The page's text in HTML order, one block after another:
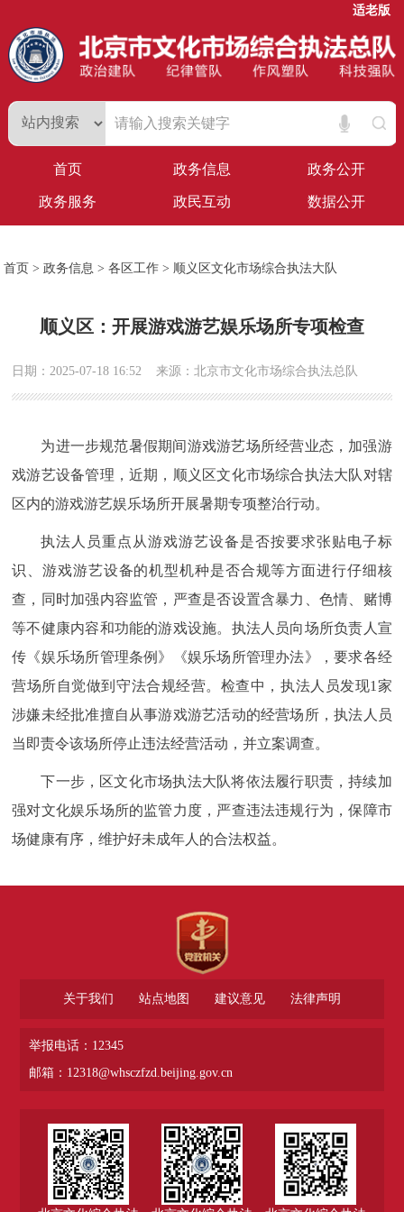
适老版
首页 政务信息 政务公开
政务服务 政民互动 数据公开
首页 >政务信息 >各区工作 > 顺义区文化市场综合执法大队
顺义区：开展游戏游艺娱乐场所专项检查
日期：2025-07-18 16:52 来源：北京市文化市场综合执法总队
为进一步规范暑假期间游戏游艺场所经营业态，加强游
戏游艺设备管理，近期，顺义区文化市场综合执法大队对辖
区内的游戏游艺娱乐场所开展暑期专项整治行动。
执法人员重点从游戏游艺设备是否按要求张贴电子标
识、游戏游艺设备的机型机种是否合规等方面进行仔细核
查，同时加强内容监管，严查是否设置含暴力、色情、赌博
等不健康内容和功能的游戏设施。执法人员向场所负责人宣
传《娱乐场所管理条例》《娱乐场所管理办法》，要求各经
营场所自觉做到守法合规经营。检查中，执法人员发现1家
涉嫌未经批准擅自从事游戏游艺活动的经营场所，执法人员
当即责令该场所停止违法经营活动，并立案调查。
下一步，区文化市场执法大队将依法履行职责，持续加
强对文化娱乐场所的监管力度，严查违法违规行为，保障市
场健康有序，维护好未成年人的合法权益。
关于我们 站点地图 建议意见 法律声明
举报电话：12345
邮箱：12318@whsczfzd.beijing.gov.cn